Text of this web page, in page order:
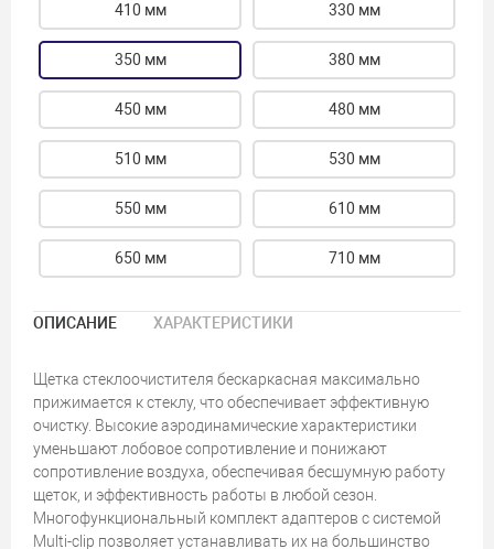
410 мм 330 мм
350 мм 380 мм
450 мм 480 мм
510 мм 530 мм
550 мм 610 мм
650 мм 710 мм
ОПИСАНИЕ ХАРАКТЕРИСТИКИ
Щетка стеклоочистителя бескаркасная максимально
прижимается к стеклу, что обеспечивает эффективную
очистку. Высокие аэродинамические характеристики
уменьшают лобовое сопротивление и понижают
сопротивление воздуха, обеспечивая бесшумную работу
щеток, и эффективность работы в любой сезон.
Многофункциональный комплект адаптеров с системой
Multi-clip позволяет устанавливать их на большинство